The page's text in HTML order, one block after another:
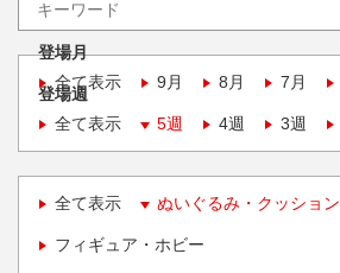
登場月
全て表示
9月 8月 7月
登場週
全て表示
5週 4週 3週
全て表示 ぬいぐるみ・クッション
フィギュア・ホビー